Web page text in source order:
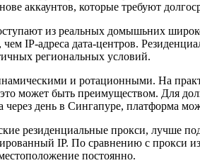
аккаунтов, которые требуют
из реальных домышьних
IP-адреса дата-центров.
региональных условий.
и ротационными. На
может быть преимуществом. Для
день в Сингапуре, платформа
резиденциальные прокси, лучше
IP. По сравнению с прокси
постоянно.